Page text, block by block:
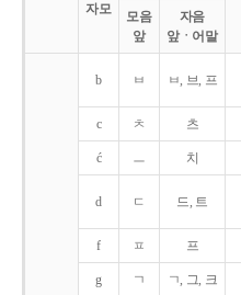
자모
모음
앞
자음
앞ㆍ어말
b ㅂ ㅂ, 브, 프
c ㅊ 츠
ć ㅡ 치
d ㄷ 드, 트
f ㅍ 프
g ㄱ ㄱ, 그, 크